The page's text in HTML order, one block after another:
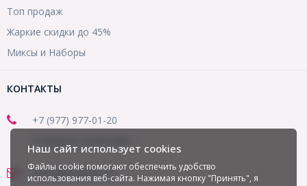
Топ продаж
Жаркие скидки до 45%
Миксы и Наборы
КОНТАКТЫ
+7 (977) 977-01-20
office@mirbusin.ru
Наш сайт использует cookies
Файлы cookie помогают обеспечить удобство
использования веб-сайта. Нажимая кнопку "Принять", я